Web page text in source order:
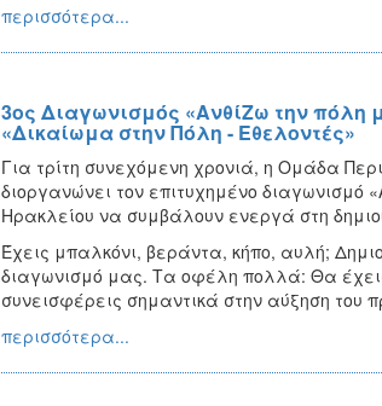
περισσότερα...
3ος Διαγωνισμός «ΑνθίΖω την πόλη
«Δικαίωμα στην Πόλη - Εθελοντές»
Για τρίτη συνεχόμενη χρονιά, η Ομάδα
διοργανώνει τον επιτυχημένο διαγωνισμό
Ηρακλείου να συμβάλουν ενεργά στη
Έχεις μπαλκόνι, βεράντα, κήπο, αυλή;
διαγωνισμό μας. Τα οφέλη πολλά: Θα
συνεισφέρεις σημαντικά στην αύξηση του
περισσότερα...